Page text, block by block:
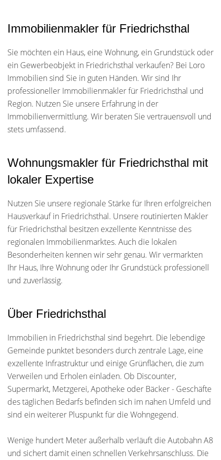
Immobilienmakler für Friedrichsthal
Sie möchten ein Haus, eine Wohnung, ein Grundstück oder
ein Gewerbeobjekt in Friedrichsthal verkaufen? Bei Loro
Immobilien sind Sie in guten Händen. Wir sind Ihr
professioneller Immobilienmakler für Friedrichsthal und
Region. Nutzen Sie unsere Erfahrung in der
Immobilienvermittlung. Wir beraten Sie vertrauensvoll und
stets umfassend.
Wohnungsmakler für Friedrichsthal mit
lokaler Expertise
Nutzen Sie unsere regionale Stärke für Ihren erfolgreichen
Hausverkauf in Friedrichsthal. Unsere routinierten Makler
für Friedrichsthal besitzen exzellente Kenntnisse des
regionalen Immobilienmarktes. Auch die lokalen
Besonderheiten kennen wir sehr genau. Wir vermarkten
Ihr Haus, Ihre Wohnung oder Ihr Grundstück professionell
und zuverlässig.
Über Friedrichsthal
Immobilien in Friedrichsthal sind begehrt. Die lebendige
Gemeinde punktet besonders durch zentrale Lage, eine
exzellente Infrastruktur und einige Grünflächen, die zum
Verweilen und Erholen einladen. Ob Discounter,
Supermarkt, Metzgerei, Apotheke oder Bäcker - Geschäfte
des täglichen Bedarfs befinden sich im nahen Umfeld und
sind ein weiterer Pluspunkt für die Wohngegend.
Wenige hundert Meter außerhalb verläuft die Autobahn A8
und sichert damit einen schnellen Verkehrsanschluss. Die